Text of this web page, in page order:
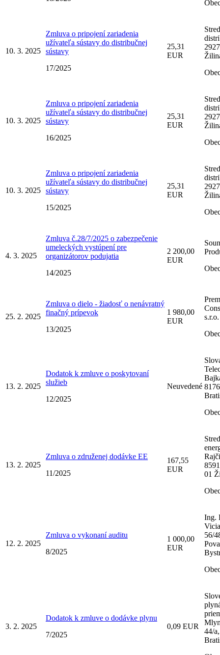
10. 3. 2025
Zmluva o pripojení zariadenia
užívateľa sústavy do distribučnej
sústavy
17/2025
25,31
EUR
10. 3. 2025
Zmluva o pripojení zariadenia
užívateľa sústavy do distribučnej
sústavy
16/2025
25,31
EUR
10. 3. 2025
Zmluva o pripojení zariadenia
užívateľa sústavy do distribučnej
sústavy
15/2025
25,31
EUR
4. 3. 2025
Zmluva č.28/7/2025 o zabezpečenie
umeleckých vystúpení pre
organizátorov podujatia
14/2025
2 200,00
EUR
25. 2. 2025
Zmluva o dielo - žiadosť o nenávratný
finačný prípevok
13/2025
1 980,00
EUR
s.r.o.
13. 2. 2025
Dodatok k zmluve o poskytovaní
služieb
12/2025
Neuvedené
13. 2. 2025
Zmluva o združenej dodávke EE
11/2025
167,55
EUR
01
12. 2. 2025
Zmluva o vykonaní auditu
8/2025
1 000,00
EUR
Ing.
56/
3. 2. 2025
Dodatok k zmluve o dodávke plynu
7/2025
0,09 EUR
44/